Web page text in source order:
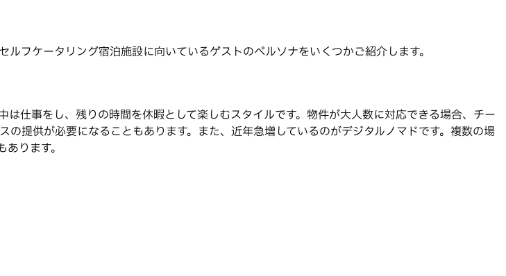
フケータリング宿泊施設に向いているゲストのペルソナをいくつかご紹介します。
仕事をし、残りの時間を休暇として楽しむスタイルです。物件が大人数に対応できる場合、チー
提供が必要になることもあります。また、近年急増しているのがデジタルノマドです。複数の場
ります。